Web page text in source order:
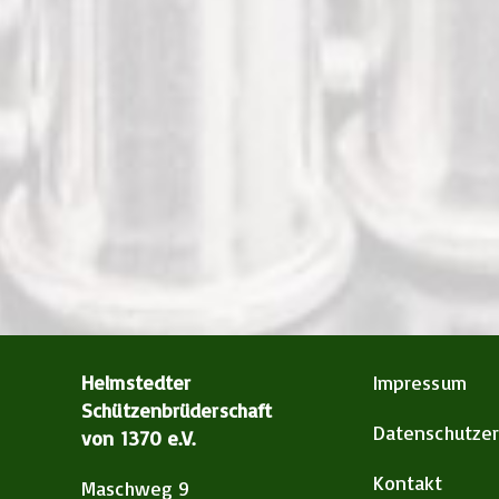
Helmstedter
Schützenbrüderschaft
von 1370 e.V.
Maschweg 9
Impressum
Kontakt